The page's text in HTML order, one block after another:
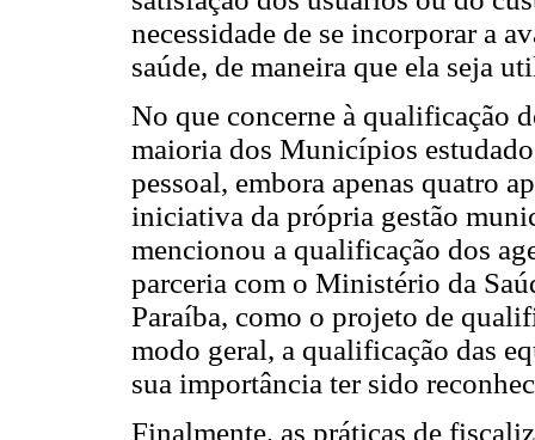
necessidade de se incorporar a
saúde, de maneira que ela seja
No que concerne à qualificação
maioria dos Municípios
pessoal, embora apenas quatro
iniciativa da própria gestão
mencionou a qualificação dos
parceria com o Ministério da
Paraíba, como o projeto de
modo geral, a qualificação das
sua importância ter sido
Finalmente, as práticas de